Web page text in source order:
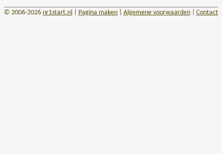
© 2006-2026 nr1start.nl Pagina maken Algemene voorwaarden Contact